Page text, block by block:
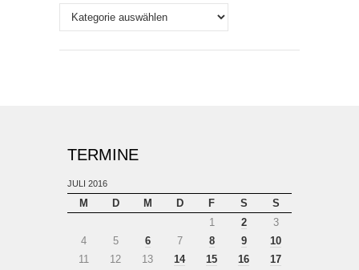
Themen
TERMINE
JULI 2016
M D M D F S
S
1
2
3
4
5 6 7 8 9
10
11
12 13 14 15 16 17